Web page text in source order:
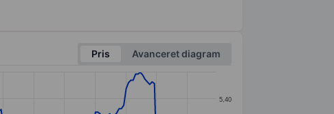
Pris
Avanceret diagram
5,40